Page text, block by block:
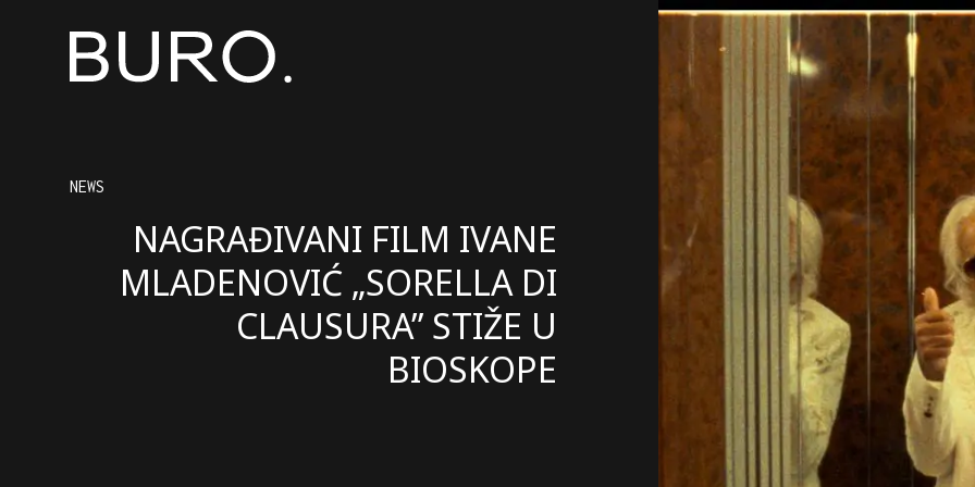
NEWS
NAGRAĐIVANI FILM IVANE
MLADENOVIĆ „SORELLA DI
CLAUSURA” STIŽE U
BIOSKOPE